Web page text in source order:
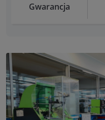
Gwarancja